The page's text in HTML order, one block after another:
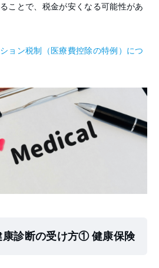
ことで、税金が安くなる可能性があ
ョン税制（医療費控除の特例）につ
康診断の受け方① 健康保険